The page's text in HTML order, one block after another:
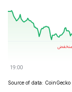
Source of data: CoinGecko